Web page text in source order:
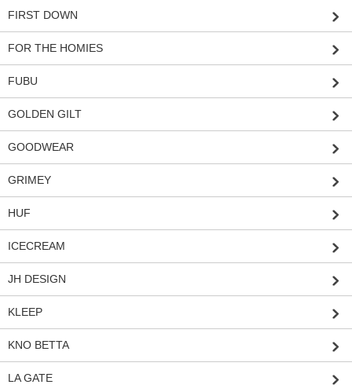
FIRST DOWN
FOR THE HOMIES
FUBU
GOLDEN GILT
GOODWEAR
GRIMEY
HUF
ICECREAM
JH DESIGN
KLEEP
KNO BETTA
LA GATE